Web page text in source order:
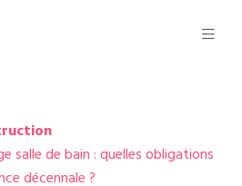
salle de bain : quelles obligations
décennale ?